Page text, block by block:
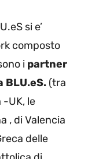
si e’
composto
i partner
(tra
UK, le
, di Valencia
delle